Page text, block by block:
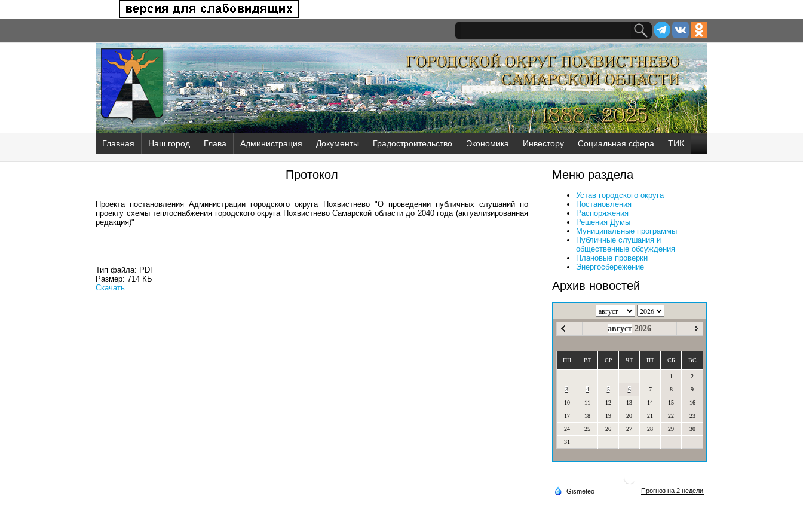
Главная Наш город Глава Администрация Документы Градостроительство Экономика Инвестору Социальная сфера ТИК
Протокол
Проекта постановления Администрации городского округа Похвистнево "О проведении публичных слушаний по
проекту схемы теплоснабжения городского округа Похвистнево Самарской области до 2040 года (актуализированная
редакция)"
Тип файла: PDF
Размер: 714 КБ
Скачать
Меню раздела
Устав городского округа
Постановления
Распоряжения
Решения Думы
Муниципальные программы
Публичные слушания и
общественные обсуждения
Плановые проверки
Энергосбережение
Архив новостей
август 2026
ПН ВТ СР ЧТ ПТ СБ ВС
1
2
3
4 5 6 7 8
9
10
11 12 13 14 15
16
17
18 19 20 21 22
23
24
25 26 27 28 29
30
31